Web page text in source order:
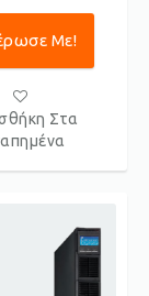
Με!
Στα